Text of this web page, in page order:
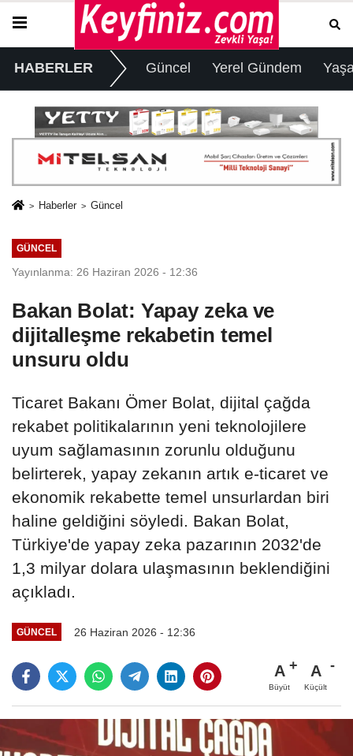
HABERLER Güncel Yerel Gündem
Haberler Güncel
GÜNCEL
Yayınlanma: 26 Haziran 2026 - 12:36
Bakan Bolat: Yapay zeka ve
dijitalleşme rekabetin temel
unsuru oldu
Ticaret Bakanı Ömer Bolat, dijital çağda
rekabet politikalarının yeni teknolojilere
uyum sağlamasının zorunlu olduğunu
belirterek, yapay zekanın artık e-ticaret ve
ekonomik rekabette temel unsurlardan biri
haline geldiğini söyledi. Bakan Bolat,
Türkiye'de yapay zeka pazarının 2032'de
1,3 milyar dolara ulaşmasının beklendiğini
açıkladı.
GÜNCEL 26 Haziran 2026 - 12:36
A
Büyüt
A
Küçült